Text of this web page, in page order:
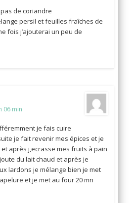
pas de coriandre
persil et feuilles fraîches de
fois j’ajouterai un peu de
06 min
je fais cuire
je fait revenir mes épices et je
après j,ecrasse mes fruits à pain
du lait chaud et après je
lardons je mélange bien je met
et je met au four 20 mn